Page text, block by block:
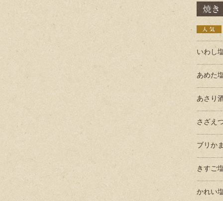
いわし
あめた
あさり
さざえ
ブリか
きすご
かれい